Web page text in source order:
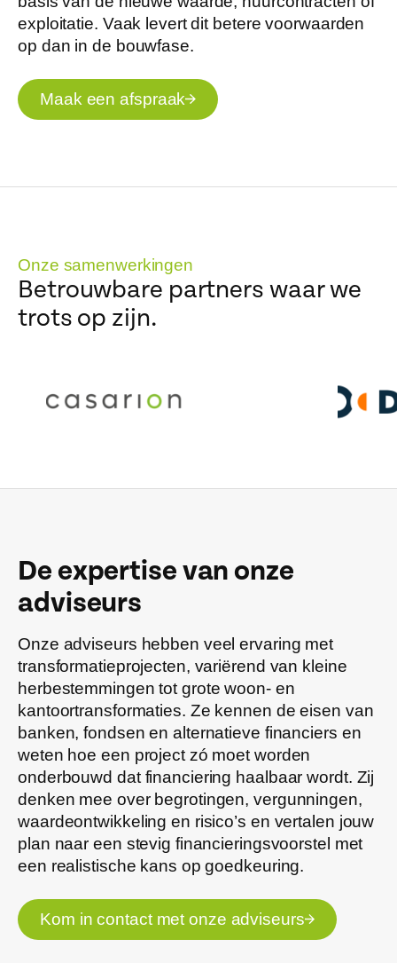
exploitatie. Vaak levert dit betere voorwaarden
op dan in de bouwfase.
Maak een afspraak
Onze samenwerkingen
Betrouwbare partners waar we
trots op zijn.
De expertise van onze
adviseurs
Onze adviseurs hebben veel ervaring met
transformatieprojecten, variërend van kleine
herbestemmingen tot grote woon- en
kantoortransformaties. Ze kennen de eisen van
banken, fondsen en alternatieve financiers en
weten hoe een project zó moet worden
onderbouwd dat financiering haalbaar wordt. Zij
denken mee over begrotingen, vergunningen,
waardeontwikkeling en risico’s en vertalen jouw
plan naar een stevig financieringsvoorstel met
een realistische kans op goedkeuring.
Kom in contact met onze adviseurs